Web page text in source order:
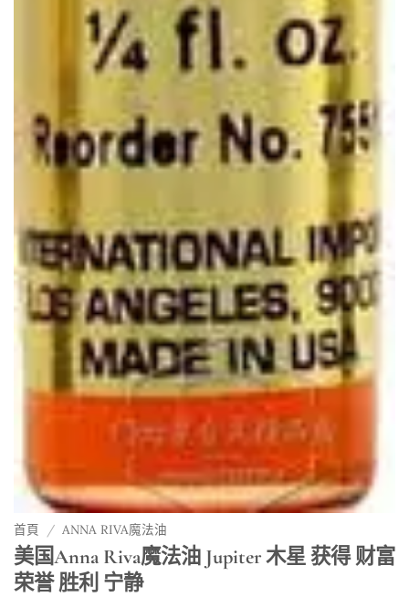
首頁 / ANNA RIVA魔法油
美国Anna Riva魔法油 Jupiter 木星 获得 财富
荣誉 胜利 宁静